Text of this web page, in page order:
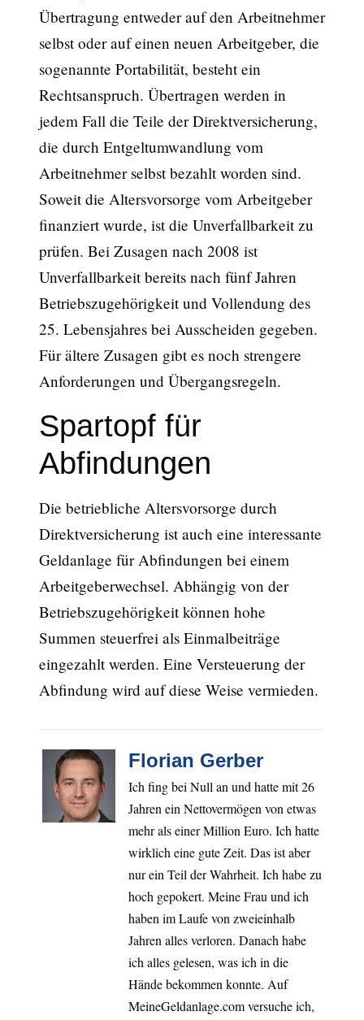
Übertragung entweder auf den Arbeitnehmer
selbst oder auf einen neuen Arbeitgeber, die
sogenannte Portabilität, besteht ein
Rechtsanspruch. Übertragen werden in
jedem Fall die Teile der Direktversicherung,
die durch Entgeltumwandlung vom
Arbeitnehmer selbst bezahlt worden sind.
Soweit die Altersvorsorge vom Arbeitgeber
finanziert wurde, ist die Unverfallbarkeit zu
prüfen. Bei Zusagen nach 2008 ist
Unverfallbarkeit bereits nach fünf Jahren
Betriebszugehörigkeit und Vollendung des
25. Lebensjahres bei Ausscheiden gegeben.
Für ältere Zusagen gibt es noch strengere
Anforderungen und Übergangsregeln.
Spartopf für
Abfindungen
Die betriebliche Altersvorsorge durch
Direktversicherung ist auch eine interessante
Geldanlage für Abfindungen bei einem
Arbeitgeberwechsel. Abhängig von der
Betriebszugehörigkeit können hohe
Summen steuerfrei als Einmalbeiträge
eingezahlt werden. Eine Versteuerung der
Abfindung wird auf diese Weise vermieden.
Florian Gerber
Ich fing bei Null an und hatte mit 26
Jahren ein Nettovermögen von etwas
mehr als einer Million Euro. Ich hatte
wirklich eine gute Zeit. Das ist aber
nur ein Teil der Wahrheit. Ich habe zu
hoch gepokert. Meine Frau und ich
haben im Laufe von zweieinhalb
Jahren alles verloren. Danach habe
ich alles gelesen, was ich in die
Hände bekommen konnte. Auf
MeineGeldanlage.com versuche ich,